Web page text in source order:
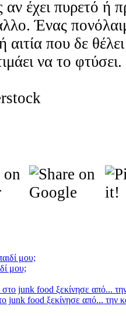
αν έχει πυρετό ή
Ένας
αιτία που δε
να το φτύσει.
μου;
junk food ξεκίνησε από... την